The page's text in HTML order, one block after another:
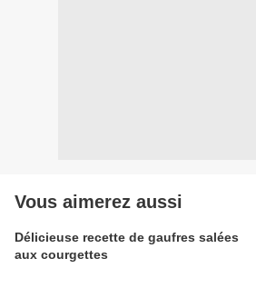
Vous aimerez aussi
Délicieuse recette de gaufres salées
aux courgettes